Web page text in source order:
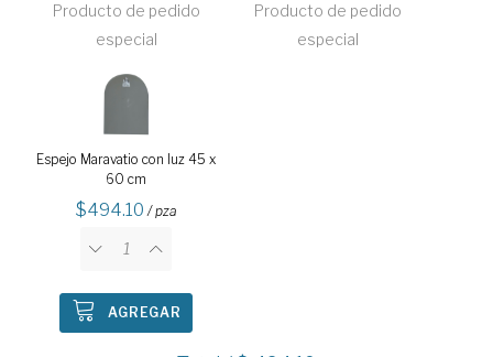
Producto de pedido
especial
Producto de pedido
especial
Espejo Maravatio con luz 45 x
60 cm
494.10 / pza
AGREGAR